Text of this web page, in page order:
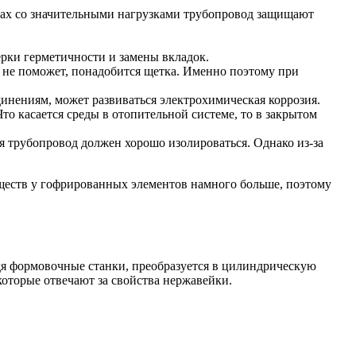
со значительными нагрузками трубопровод защищают
герметичности и замены вкладок.
не поможет, понадобится щетка. Именно поэтому при
может развиваться электрохимическая коррозия.
касается среды в отопительной системе, то в закрытом
должен хорошо изолироваться. Однако из-за
у гофрированных элементов намного больше, поэтому
формовочные станки, преобразуется в цилиндрическую
отвечают за свойства нержавейки.